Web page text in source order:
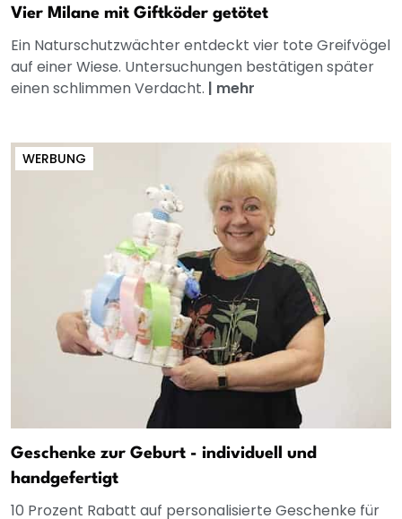
Vier Milane mit Giftköder getötet
Ein Naturschutzwächter entdeckt vier tote Greifvögel
auf einer Wiese. Untersuchungen bestätigen später
einen schlimmen Verdacht. | mehr
WERBUNG
Geschenke zur Geburt - individuell und
handgefertigt
10 Prozent Rabatt auf personalisierte Geschenke für